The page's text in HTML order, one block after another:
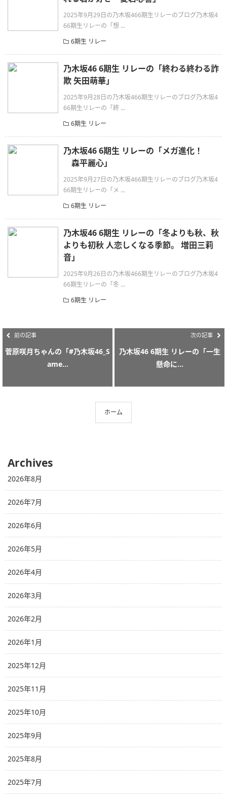
2025年9月29日の乃木坂466期生リレーのブログ乃木坂4
66期生リレーの「想 ...
6期生 リレー
乃木坂46 6期生 リレーの「終わる終わる詐
欺 矢田萌華」
2025年9月28日の乃木坂466期生リレーのブログ乃木坂4
66期生リレーの「終 ...
6期生 リレー
乃木坂46 6期生 リレーの「メガ進化！
森平麗心」
2025年9月27日の乃木坂466期生リレーのブログ乃木坂4
66期生リレーの「メ ...
6期生 リレー
乃木坂46 6期生 リレーの「冬よりも秋、秋
よりも初秋 人恋しくなる季節。 増田三莉
音」
2025年9月26日の乃木坂466期生リレーのブログ乃木坂4
66期生リレーの「冬 ...
6期生 リレー
前の記事
菅原咲月ちゃんの「#乃木坂46_S
ame...
次の記事
乃木坂46 6期生 リレーの「一生
懸命に...
ホーム
Archives
2026年8月
2026年7月
2026年6月
2026年5月
2026年4月
2026年3月
2026年2月
2026年1月
2025年12月
2025年11月
2025年10月
2025年9月
2025年8月
2025年7月